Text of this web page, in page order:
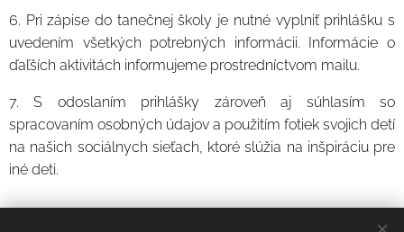
6. Pri zápise do tanečnej školy je nutné vyplniť prihlášku s
uvedením všetkých potrebných informácii. Informácie o
ďaľších aktivitách informujeme prostredníctvom mailu.
7. S odoslaním prihlášky zároveň aj súhlasím so
spracovaním osobných údajov a použitím fotiek svojich detí
na našich sociálnych sieťach, ktoré slúžia na inšpiráciu pre
iné deti.